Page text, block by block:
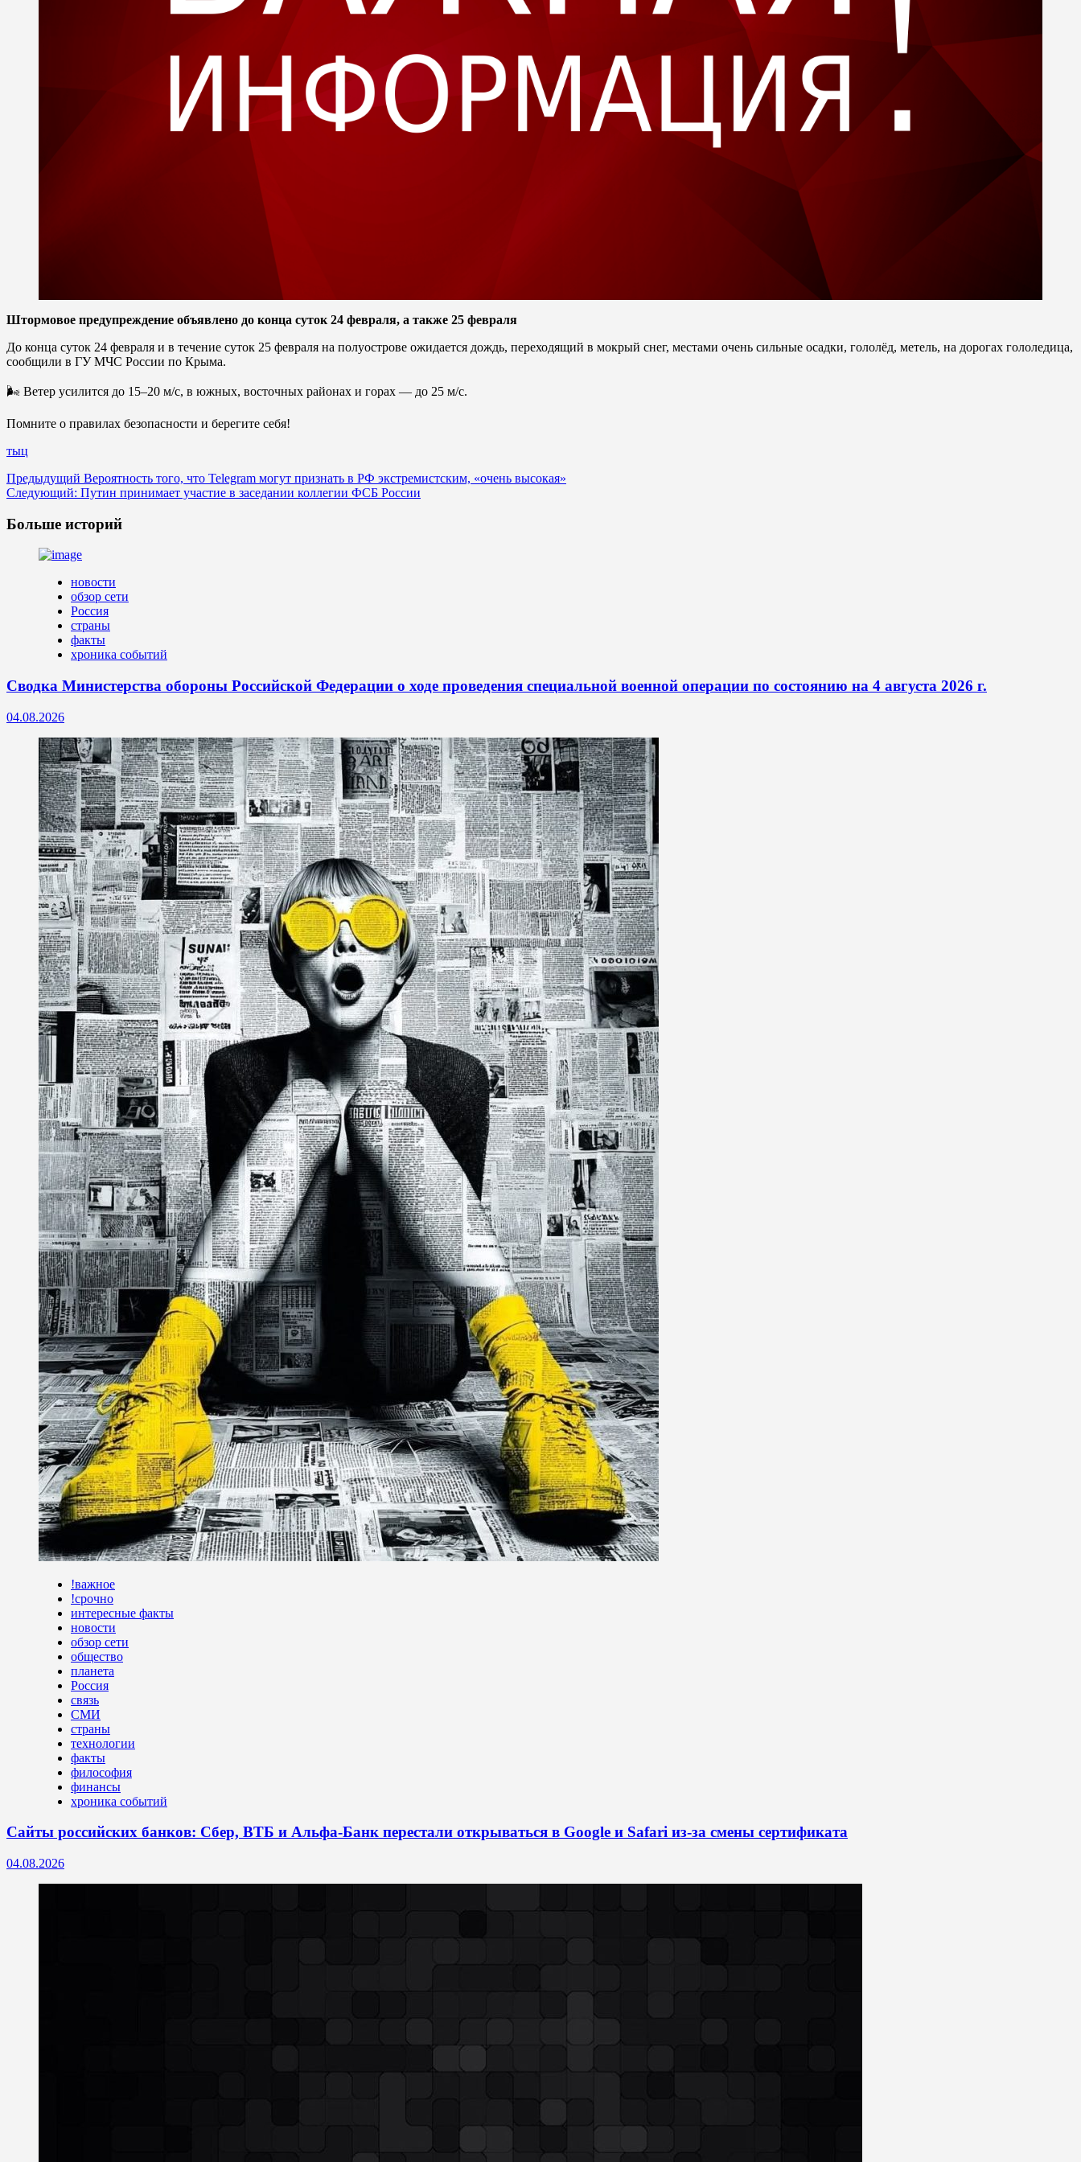
Штормовое предупреждение объявлено до конца суток 24 февраля, а также 25 февраля
До конца суток 24 февраля и в течение суток 25 февраля на полуострове ожидается дождь, переходящий в мокрый снег, местами очень сильные осадки, гололёд, метель, на дорогах гололедица,
сообщили в ГУ МЧС России по Крыма.
🌬 Ветер усилится до 15–20 м/с, в южных, восточных районах и горах — до 25 м/с.
Помните о правилах безопасности и берегите себя!
тыц
Навигация
записи
Предыдущий Вероятность того, что Telegram могут признать в РФ экстремистским, «очень высокая»
Следующий: Путин принимает участие в заседании коллегии ФСБ России
Больше историй
новости
обзор сети
Россия
страны
факты
хроника событий
Сводка Министерства обороны Российской Федерации о ходе проведения специальной военной операции по состоянию на 4 августа 2026 г.
04.08.2026
!важное
!срочно
интересные факты
новости
обзор сети
общество
планета
Россия
связь
СМИ
страны
технологии
факты
философия
финансы
хроника событий
Сайты российских банков: Сбер, ВТБ и Альфа-Банк перестали открываться в Google и Safari из-за смены сертификата
04.08.2026